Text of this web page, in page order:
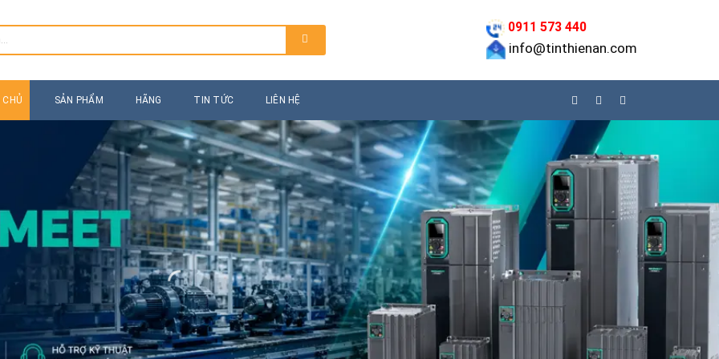
0911 573 440
info@tinthienan.com
SẢN PHẨM HÃNG TIN TỨC LIÊN HỆ